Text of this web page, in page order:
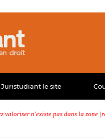
Juristudiant le site
valoriser n'existe pas dans la zone